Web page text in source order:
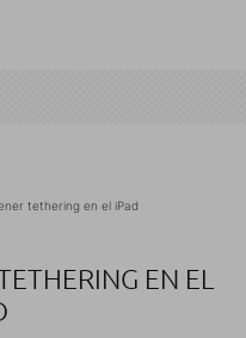
tethering en el iPad
EN EL